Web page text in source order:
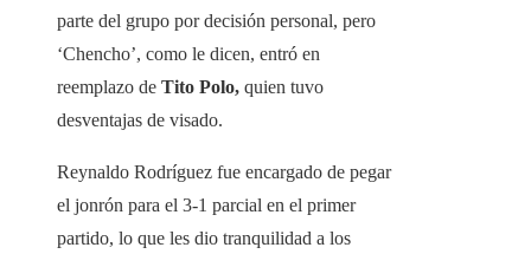
parte del grupo por decisión personal, pero
‘Chencho’, como le dicen, entró en
reemplazo de Tito Polo, quien tuvo
desventajas de visado.
Reynaldo Rodríguez fue encargado de pegar
el jonrón para el 3-1 parcial en el primer
partido, lo que les dio tranquilidad a los